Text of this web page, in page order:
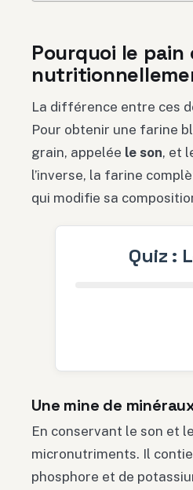
Pourquoi le
La différence entre ces
Pour obtenir une farine
grain, appelée le son, et
l’inverse, la farine
qui modifie sa
Quiz :
Une mine de
En conservant le son et
micronutriments. Il
phosphore et de